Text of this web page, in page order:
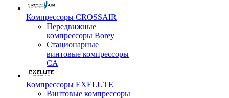
Компрессоры CROSSAIR
Передвижные
компрессоры Borey
Стационарные
винтовые компрессоры
CA
Компрессоры EXELUTE
Винтовые компрессоры